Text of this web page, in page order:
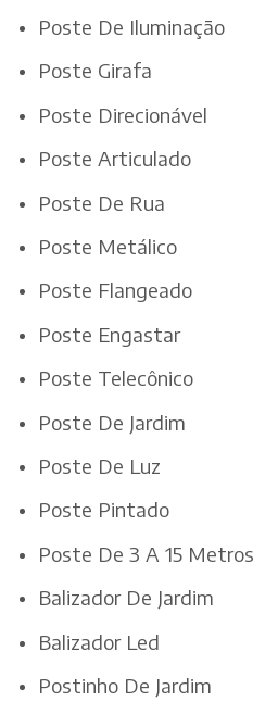
Poste De Iluminação
Poste Girafa
Poste Direcionável
Poste Articulado
Poste De Rua
Poste Metálico
Poste Flangeado
Poste Engastar
Poste Telecônico
Poste De Jardim
Poste De Luz
Poste Pintado
Poste De 3 A 15 Metros
Balizador De Jardim
Balizador Led
Postinho De Jardim